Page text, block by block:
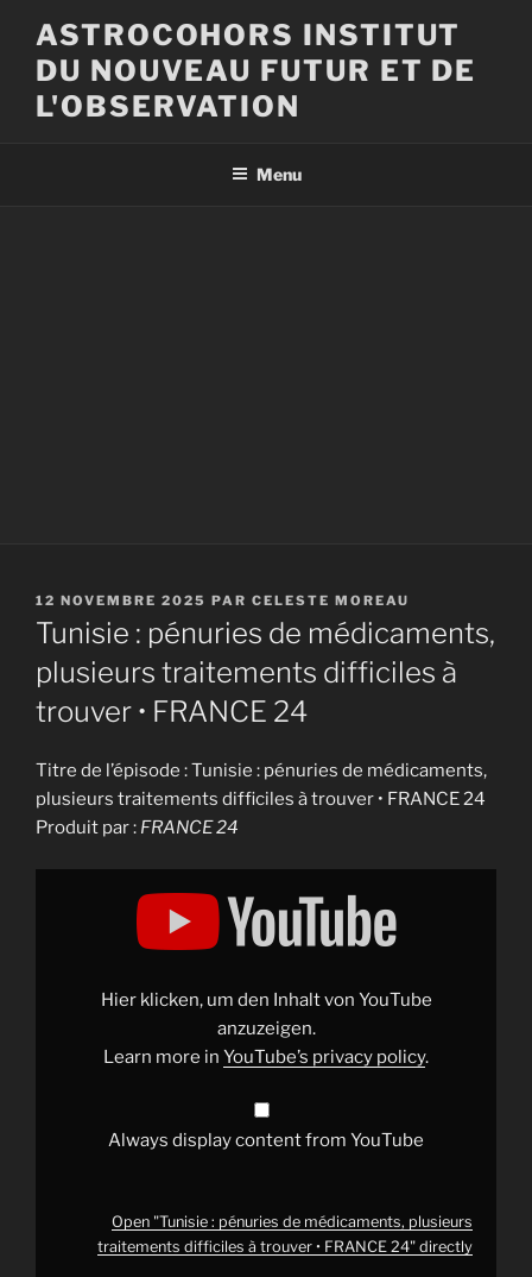
contenu
principal
ASTROCOHORS INSTITUT
DU NOUVEAU FUTUR ET DE
L'OBSERVATION
Menu
PUBLIÉ
LE
12 NOVEMBRE 2025 PAR CELESTE MOREAU
Tunisie : pénuries de médicaments,
plusieurs traitements difficiles à
trouver • FRANCE 24
Titre de l’épisode : Tunisie : pénuries de médicaments,
plusieurs traitements difficiles à trouver • FRANCE 24
Produit par : FRANCE 24
Display
traitements
difficilesHier klicken, um den Inhalt von YouTube
anzuzeigen.
Learn more in YouTube’s privacy policy.
Always display content from YouTube
Open "Tunisie : pénuries de médicaments, plusieurs
traitements difficiles à trouver • FRANCE 24" directly